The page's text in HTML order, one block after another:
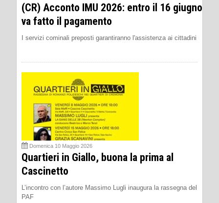
(CR) Acconto IMU 2026: entro il 16 giugno
va fatto il pagamento
I servizi cominali preposti garantiranno l'assistenza ai cittadini
Domenica 10 Maggio 2026
Quartieri in Giallo, buona la prima al
Cascinetto
L’incontro con l’autore Massimo Lugli inaugura la rassegna del
PAF